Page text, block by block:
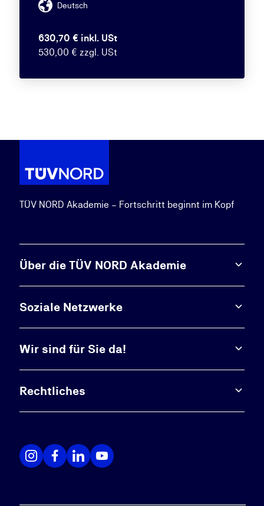
Deutsch
630,70 € inkl. USt
530,00 € zzgl. USt
TÜV NORD Akademie – Fortschritt beginnt im Kopf
Über die TÜV NORD Akademie
Soziale Netzwerke
Wir sind für Sie da!
Rechtliches